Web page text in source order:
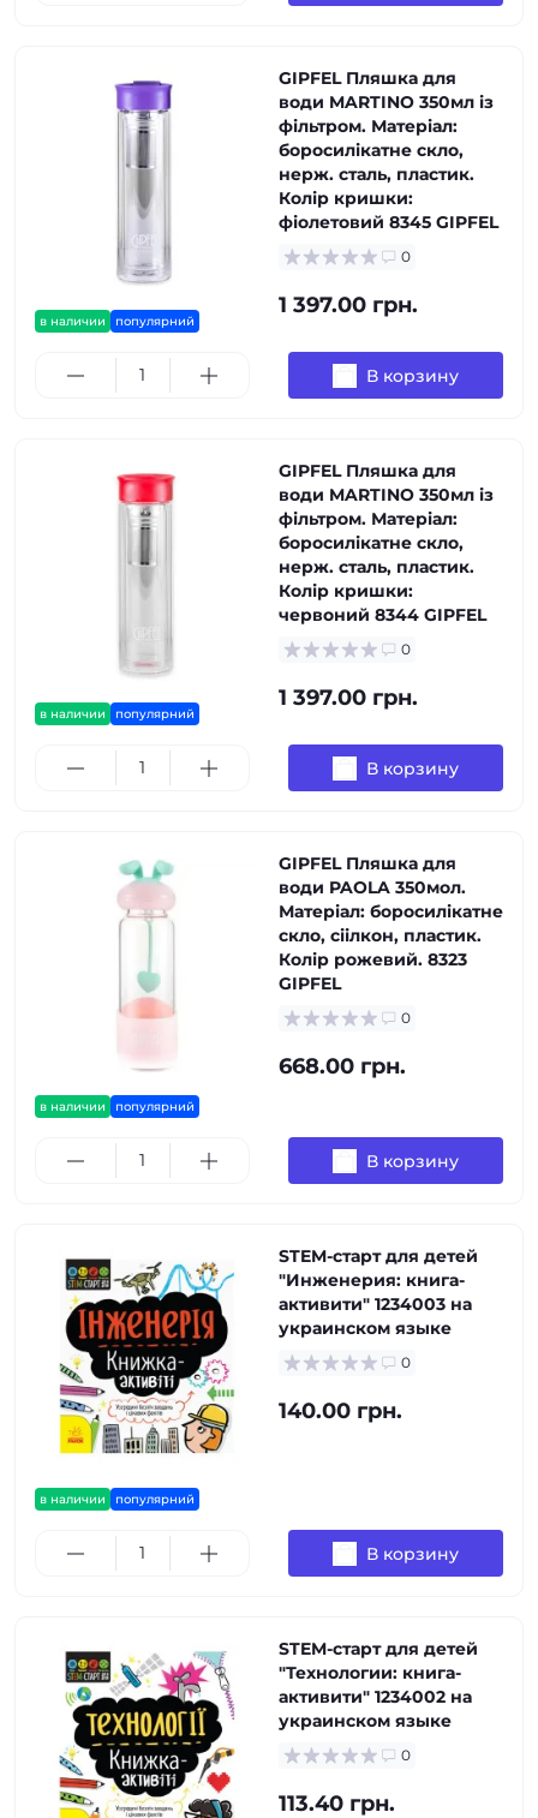
в наличии популярний
GIPFEL Пляшка для
води MARTINO 350мл із
фільтром. Матеріал:
боросилікатне скло,
нерж. сталь, пластик.
Колір кришки:
фіолетовий 8345 GIPFEL
0
1 397.00 грн.
В корзину
в наличии популярний
GIPFEL Пляшка для
води MARTINO 350мл із
фільтром. Матеріал:
боросилікатне скло,
нерж. сталь, пластик.
Колір кришки:
червоний 8344 GIPFEL
0
1 397.00 грн.
В корзину
в наличии популярний
GIPFEL Пляшка для
води PAOLA 350мол.
Матеріал: боросилікатне
скло, сіілкон, пластик.
Колір рожевий. 8323
GIPFEL
0
668.00 грн.
В корзину
в наличии популярний
STEM-старт для детей
"Инженерия: книга-
активити" 1234003 на
украинском языке
0
140.00 грн.
В корзину
STEM-старт для детей
"Технологии: книга-
активити" 1234002 на
украинском языке
0
113.40 грн.